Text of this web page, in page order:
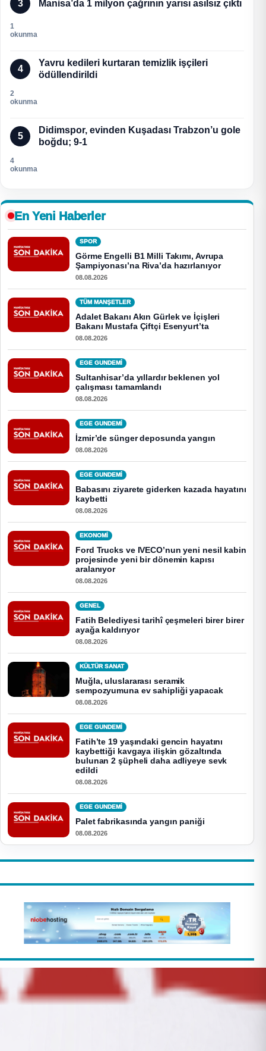
3 Manisa’da 1 milyon çağrının yarısı asılsız çıktı
1
okunma
4
Yavru kedileri kurtaran temizlik işçileri
ödüllendirildi
2
okunma
5
Didimspor, evinden Kuşadası Trabzon’u gole
boğdu; 9-1
4
okunma
En Yeni Haberler
SPOR
Görme Engelli B1 Milli Takımı, Avrupa
Şampiyonası’na Riva’da hazırlanıyor
08.08.2026
TÜM MANŞETLER
Adalet Bakanı Akın Gürlek ve İçişleri
Bakanı Mustafa Çiftçi Esenyurt’ta
08.08.2026
EGE GUNDEMİ
Sultanhisar’da yıllardır beklenen yol
çalışması tamamlandı
08.08.2026
EGE GUNDEMİ
İzmir’de sünger deposunda yangın
08.08.2026
EGE GUNDEMİ
Babasını ziyarete giderken kazada hayatını
kaybetti
08.08.2026
EKONOMI
Ford Trucks ve IVECO’nun yeni nesil kabin
projesinde yeni bir dönemin kapısı
aralanıyor
08.08.2026
GENEL
Fatih Belediyesi tarihî çeşmeleri birer birer
ayağa kaldırıyor
08.08.2026
KÜLTÜR SANAT
Muğla, uluslararası seramik
sempozyumuna ev sahipliği yapacak
08.08.2026
EGE GUNDEMİ
Fatih’te 19 yaşındaki gencin hayatını
kaybettiği kavgaya ilişkin gözaltında
bulunan 2 şüpheli daha adliyeye sevk
edildi
08.08.2026
EGE GUNDEMİ
Palet fabrikasında yangın paniği
08.08.2026